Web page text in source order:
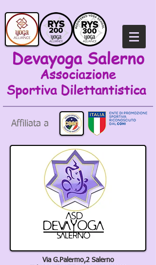
Devayoga Salerno
Associazione
Sportiva Dilettantistica
Affiliata a
Via G.Palermo,2 Salerno